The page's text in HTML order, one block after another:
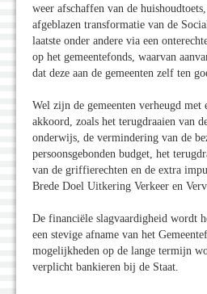
weer afschaffen van de
afgeblazen transformatie van de
laatste onder andere via een
op het gemeentefonds, waarvan
dat deze aan de gemeenten zelf ten
Wel zijn de gemeenten verheugd met
akkoord, zoals het terugdraaien van
onderwijs, de vermindering van de
persoonsgebonden budget, het
van de griffierechten en de extra
Brede Doel Uitkering Verkeer en
De financiële slagvaardigheid wordt
een stevige afname van het
mogelijkheden op de lange termijn
verplicht bankieren bij de Staat.